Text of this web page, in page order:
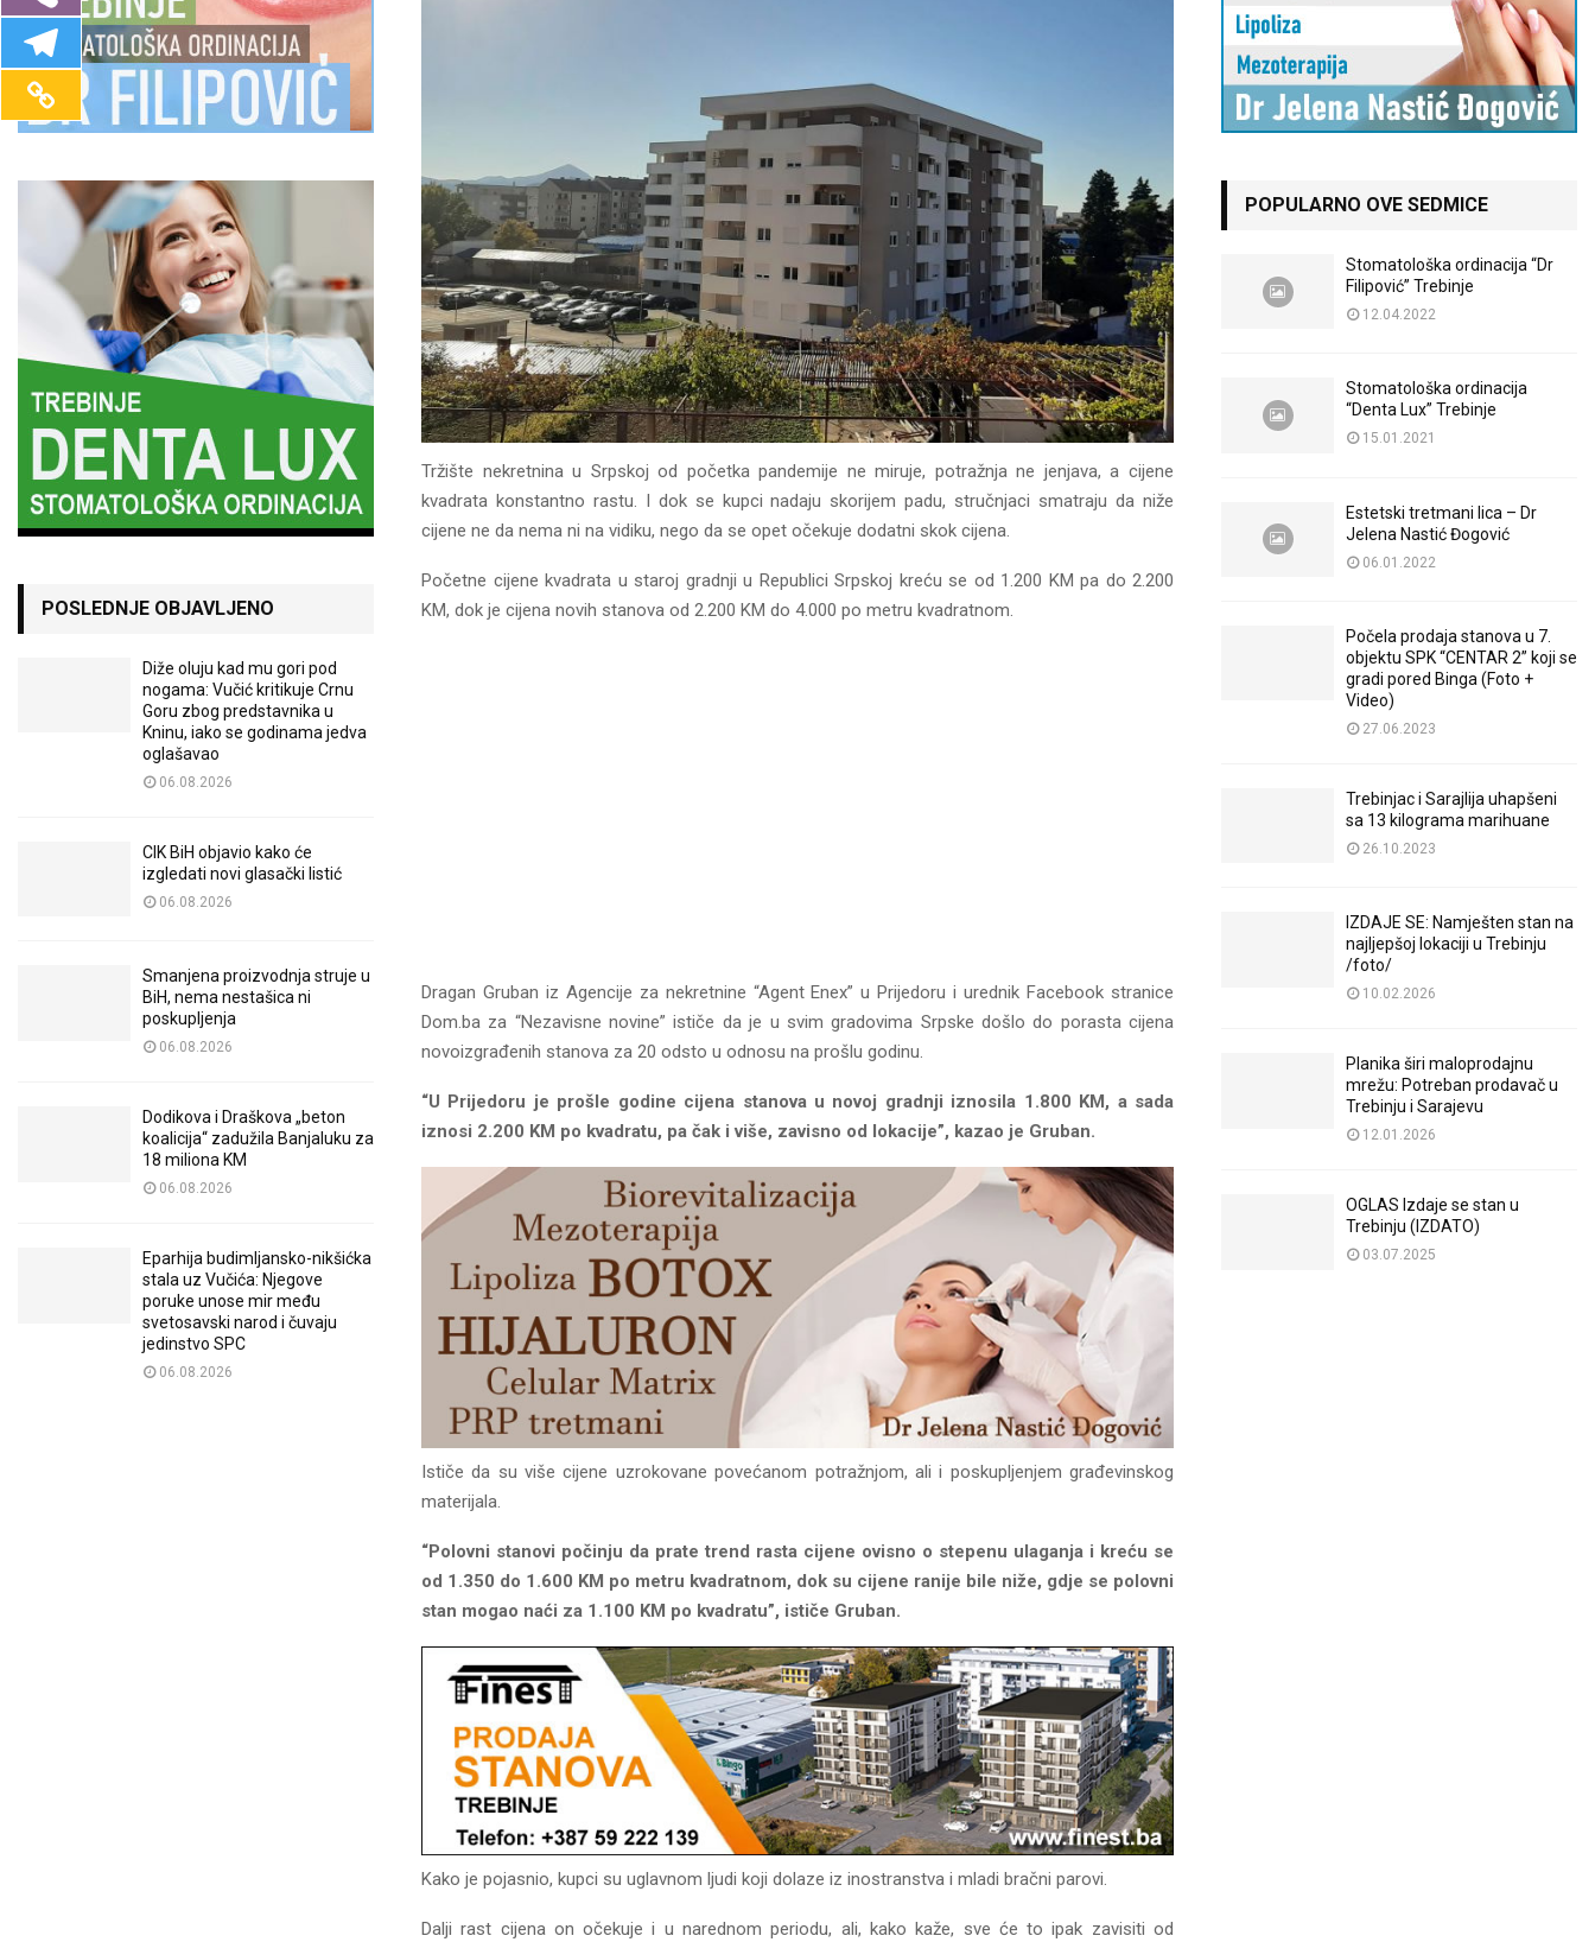
Tržište nekretnina u Srpskoj od početka pandemije ne miruje, potražnja ne jenjava, a cijene
kvadrata konstantno rastu. I dok se kupci nadaju skorijem padu, stručnjaci smatraju da niže
cijene ne da nema ni na vidiku, nego da se opet očekuje dodatni skok cijena.
Početne cijene kvadrata u staroj gradnji u Republici Srpskoj kreću se od 1.200 KM pa do 2.200
KM, dok je cijena novih stanova od 2.200 KM do 4.000 po metru kvadratnom.
Dragan Gruban iz Agencije za nekretnine “Agent Enex” u Prijedoru i urednik Facebook stranice
Dom.ba za “Nezavisne novine” ističe da je u svim gradovima Srpske došlo do porasta cijena
novoizgrađenih stanova za 20 odsto u odnosu na prošlu godinu.
“U Prijedoru je prošle godine cijena stanova u novoj gradnji iznosila 1.800 KM, a sada
iznosi 2.200 KM po kvadratu, pa čak i više, zavisno od lokacije”, kazao je Gruban.
Ističe da su više cijene uzrokovane povećanom potražnjom, ali i poskupljenjem građevinskog
materijala.
“Polovni stanovi počinju da prate trend rasta cijene ovisno o stepenu ulaganja i kreću se
od 1.350 do 1.600 KM po metru kvadratnom, dok su cijene ranije bile niže, gdje se polovni
stan mogao naći za 1.100 KM po kvadratu”, ističe Gruban.
Kako je pojasnio, kupci su uglavnom ljudi koji dolaze iz inostranstva i mladi bračni parovi.
Dalji rast cijena on očekuje i u narednom periodu, ali, kako kaže, sve će to ipak zavisiti od
POSLEDNJE OBJAVLJENO
Diže oluju kad mu gori pod
nogama: Vučić kritikuje Crnu
Goru zbog predstavnika u
Kninu, iako se godinama jedva
oglašavao
06.08.2026
CIK BiH objavio kako će
izgledati novi glasački listić
06.08.2026
Smanjena proizvodnja struje u
BiH, nema nestašica ni
poskupljenja
06.08.2026
Dodikova i Draškova „beton
koalicija“ zadužila Banjaluku za
18 miliona KM
06.08.2026
Eparhija budimljansko-nikšićka
stala uz Vučića: Njegove
poruke unose mir među
svetosavski narod i čuvaju
jedinstvo SPC
06.08.2026
POPULARNO OVE SEDMICE
Stomatološka ordinacija “Dr
Filipović” Trebinje
12.04.2022
Stomatološka ordinacija
“Denta Lux” Trebinje
15.01.2021
Estetski tretmani lica – Dr
Jelena Nastić Đogović
06.01.2022
Počela prodaja stanova u 7.
objektu SPK “CENTAR 2” koji se
gradi pored Binga (Foto +
Video)
27.06.2023
Trebinjac i Sarajlija uhapšeni
sa 13 kilograma marihuane
26.10.2023
IZDAJE SE: Namješten stan na
najljepšoj lokaciji u Trebinju
/foto/
10.02.2026
Planika širi maloprodajnu
mrežu: Potreban prodavač u
Trebinju i Sarajevu
12.01.2026
OGLAS Izdaje se stan u
Trebinju (IZDATO)
03.07.2025